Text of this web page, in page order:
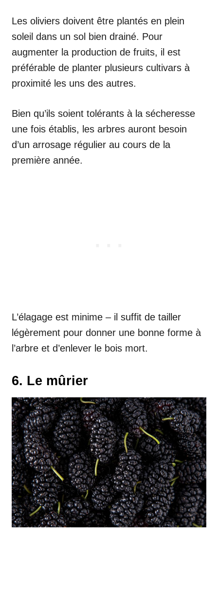
Les oliviers doivent être plantés en plein
soleil dans un sol bien drainé. Pour
augmenter la production de fruits, il est
préférable de planter plusieurs cultivars à
proximité les uns des autres.
Bien qu’ils soient tolérants à la sécheresse
une fois établis, les arbres auront besoin
d’un arrosage régulier au cours de la
première année.
L’élagage est minime – il suffit de tailler
légèrement pour donner une bonne forme à
l’arbre et d’enlever le bois mort.
6. Le mûrier